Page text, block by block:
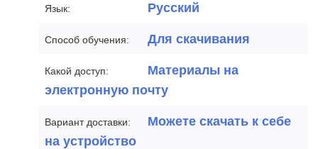
Язык: Русский
Способ обучения: Для скачивания
Какой доступ:
Материалы на
электронную почту
Вариант доставки:
Можете скачать к себе
на устройство